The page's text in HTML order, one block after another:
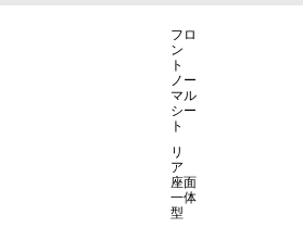
フロ
ン
ト
ノー
マル
シー
ト
リ
ア
座面
一体
型